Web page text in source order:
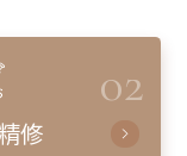
02
修